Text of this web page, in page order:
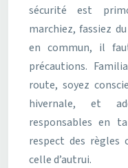
sécurité est
marchiez, fassiez
en commun, il
précautions.
route, soyez
hivernale, et
responsables en
respect des
celle d’autrui.